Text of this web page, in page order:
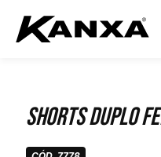
Shorts Duplo